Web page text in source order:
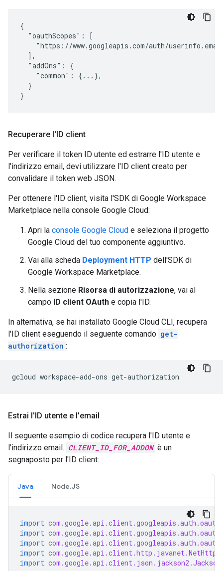
{
  "oauthScopes": [
"https://www.googleapis.com/auth/
  ],
  "addOns": {
    "common": {...},
  }
}
Recuperare l'ID client
Per verificare il token ID utente ed estrarre l'ID utente e
l'indirizzo email, devi utilizzare l'ID client creato per
convalidare il token web JSON.
Per ottenere l'ID client, visita l'SDK di Google Workspace
Marketplace nella console Google Cloud:
Apri la console Google Cloud e seleziona il progetto
Google Cloud del tuo componente aggiuntivo.
Vai alla scheda Deployment HTTP dell'SDK di
Google Workspace Marketplace.
Nella sezione Risorsa di autorizzazione, vai al
campo ID client OAuth e copia l'ID.
In alternativa, se hai installato Google Cloud CLI, recupera
l'ID client eseguendo il seguente comando get-
authorization :
gcloud workspace-add-ons
Estrai l'ID utente e l'email
Il seguente esempio di codice recupera l'ID utente e
l'indirizzo email. CLIENT_ID_FOR_ADDON è un
segnaposto per l'ID client:
Java Node.JS
import
import
import
import
import